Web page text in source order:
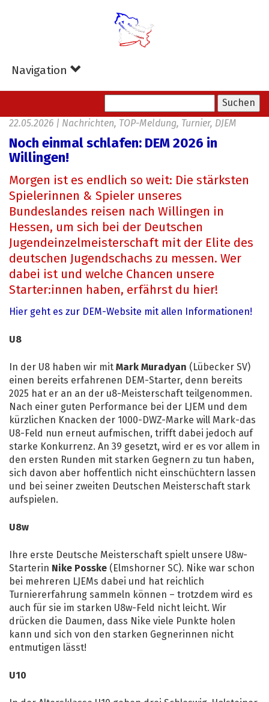
Navigation
22.05.2026 | Nachrichten, TOP-Meldung, Turnier, DJEM
Noch einmal schlafen: DEM 2026 in
Willingen!
Morgen ist es endlich so weit: Die stärksten
Spielerinnen & Spieler unseres
Bundeslandes reisen nach Willingen in
Hessen, um sich bei der Deutschen
Jugendeinzelmeisterschaft mit der Elite des
deutschen Jugendschachs zu messen. Wer
dabei ist und welche Chancen unsere
Starter:innen haben, erfährst du hier!
Hier geht es zur DEM-Website mit allen Informationen!
U8
In der U8 haben wir mit Mark Muradyan (Lübecker SV)
einen bereits erfahrenen DEM-Starter, denn bereits
2025 hat er an an der u8-Meisterschaft teilgenommen.
Nach einer guten Performance bei der LJEM und dem
kürzlichen Knacken der 1000-DWZ-Marke will Mark-das
U8-Feld nun erneut aufmischen, trifft dabei jedoch auf
starke Konkurrenz. An 39 gesetzt, wird er es vor allem in
den ersten Runden mit starken Gegnern zu tun haben,
sich davon aber hoffentlich nicht einschüchtern lassen
und bei seiner zweiten Deutschen Meisterschaft stark
aufspielen.
U8w
Ihre erste Deutsche Meisterschaft spielt unsere U8w-
Starterin Nike Posske (Elmshorner SC). Nike war schon
bei mehreren LJEMs dabei und hat reichlich
Turniererfahrung sammeln können – trotzdem wird es
auch für sie im starken U8w-Feld nicht leicht. Wir
drücken die Daumen, dass Nike viele Punkte holen
kann und sich von den starken Gegnerinnen nicht
entmutigen lässt!
U10